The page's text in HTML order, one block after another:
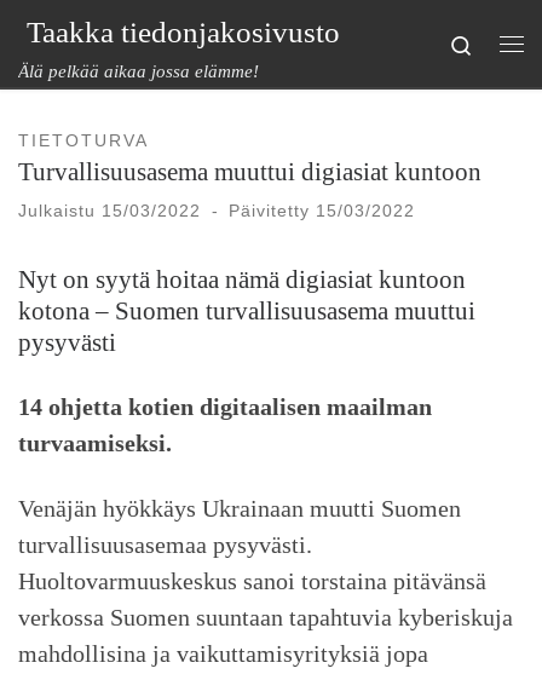
Skip to content
Taakka tiedonjakosivusto
Älä pelkää aikaa jossa elämme!
Search
TIETOTURVA
Turvallisuusasema muuttui digiasiat kuntoon
Julkaistu 15/03/2022 - Päivitetty 15/03/2022
Nyt on syytä hoitaa nämä digi­asiat kuntoon
kotona – Suomen turvallisuus­asema muuttui
pysyvästi
14 ohjetta kotien digitaalisen maailman
turvaamiseksi.
Venäjän hyökkäys Ukrainaan muutti Suomen
turvallisuusasemaa pysyvästi.
Huoltovarmuuskeskus sanoi torstaina pitävänsä
verkossa Suomen suuntaan tapahtuvia kyberiskuja
mahdollisina ja vaikuttamisyrityksiä jopa